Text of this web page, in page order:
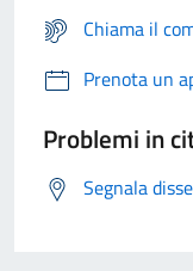
Chiama il
Prenota un
Problemi in
Segnala